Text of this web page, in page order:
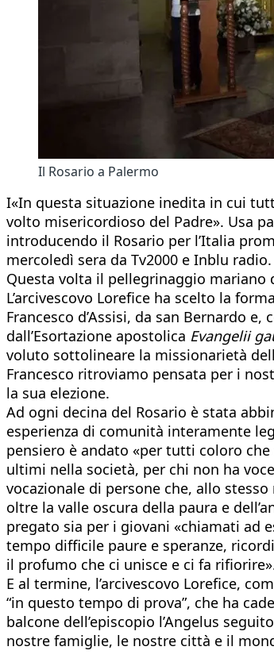
Il Rosario a Palermo
I«In questa situazione inedita in cui
volto misericordioso del Padre». Usa
introducendo il Rosario per l’Italia
mercoledì sera da Tv2000 e Inblu radio.
Questa volta il pellegrinaggio mariano
L’arcivescovo Lorefice ha scelto la
Francesco d’Assisi, da san Bernardo
dall’Esortazione apostolica Evangelii
voluto sottolineare la missionarietà
Francesco ritroviamo pensata per i
la sua elezione.
Ad ogni decina del Rosario è stata
esperienza di comunità interamente
pensiero è andato «per tutti coloro
ultimi nella società, per chi non ha
vocazionale di persone che, allo
oltre la valle oscura della paura e
pregato sia per i giovani «chiamati ad
tempo difficile paure e speranze,
il profumo che ci unisce e ci fa
E al termine, l’arcivescovo Lorefice,
“in questo tempo di prova”, che ha
balcone dell’episcopio l’Angelus
nostre famiglie, le nostre città e il